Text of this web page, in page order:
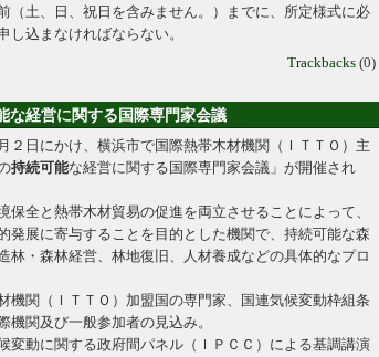
土、日、祝日を含みません。）までに、所定様式に必
し込まなければならない。
Trackbacks (0)
な経営に関する国際専門家会議
日にかけ、横浜市で国際熱帯木材機関（ＩＴＴＯ）主
持続可能な経営に関する国際専門家会議」が開催され
全と熱帯木材貿易の促進を両立させることによって、
発展に寄与することを目的とした機関で、持続可能な森
林・森林経営、林地復旧、人材養成などの具体的なプロ
関（ＩＴＴＯ）加盟国の専門家、国連気候変動枠組条
機関及び一般参加者の見込み。
動に関する政府間パネル（ＩＰＣＣ）による基調講演